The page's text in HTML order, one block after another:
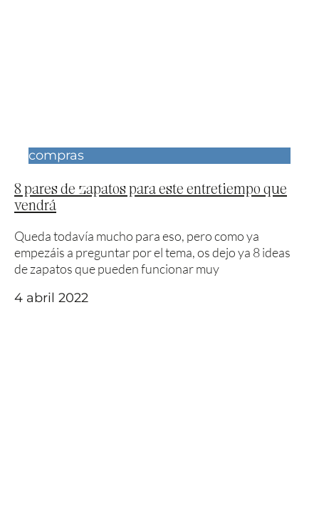
compras
8 pares de zapatos para este entretiempo que
vendrá
Queda todavía mucho para eso, pero como ya
empezáis a preguntar por el tema, os dejo ya 8 ideas
de zapatos que pueden funcionar muy
4 abril 2022